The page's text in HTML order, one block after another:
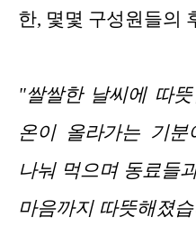
한, 몇몇 구성원들의
"쌀쌀한 날씨에 따
온이 올라가는 기분
나눠 먹으며 동료들
마음까지 따뜻해졌